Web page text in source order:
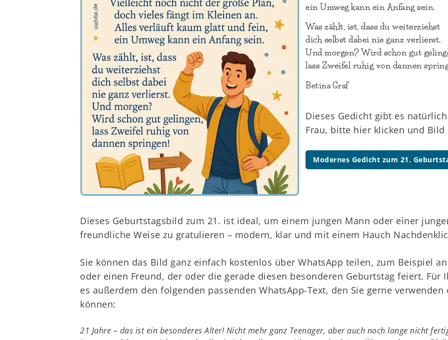
ein Umweg kann ein Anfang sein.
Was zählt, ist, dass du weiterziehst
dich selbst dabei nie ganz verlierst.
Und morgen? Wird schon gut
lass Zweifel ruhig von dannen
Betina Graf
Dieses Gedicht gibt es
Frau, bitte hier klicken und
Modernes Gedicht zum 21.
Dieses Geburtstagsbild zum 21. ist ideal, um einem jungen Mann oder einer
freundliche Weise zu gratulieren – modern, klar und mit einem Hauch
Sie können das Bild ganz einfach kostenlos über WhatsApp teilen, zum Beispiel
oder einen Freund, der oder die gerade diesen besonderen Geburtstag feiert. Für
es außerdem den folgenden passenden WhatsApp-Text, den Sie gerne verwenden
können:
21 Jahre – das ist ein besonderes Alter! Nicht mehr ganz Teenager, aber auch noch lange nicht